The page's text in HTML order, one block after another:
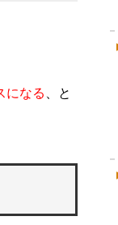
になる 、と